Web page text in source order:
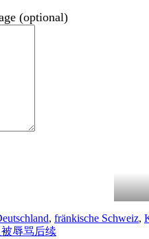
(optional)
, fränkische Schweiz,
辱骂后续